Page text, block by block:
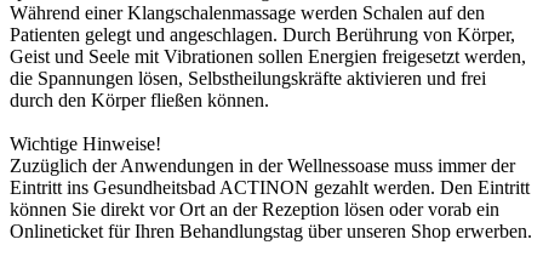
Während einer Klangschalenmassage werden Schalen auf den
Patienten gelegt und angeschlagen. Durch Berührung von Körper,
Geist und Seele mit Vibrationen sollen Energien freigesetzt werden,
die Spannungen lösen, Selbstheilungskräfte aktivieren und frei
durch den Körper fließen können.
Wichtige Hinweise!
Zuzüglich der Anwendungen in der Wellnessoase muss immer der
Eintritt ins Gesundheitsbad ACTINON gezahlt werden. Den Eintritt
können Sie direkt vor Ort an der Rezeption lösen oder vorab ein
Onlineticket für Ihren Behandlungstag über unseren Shop erwerben.